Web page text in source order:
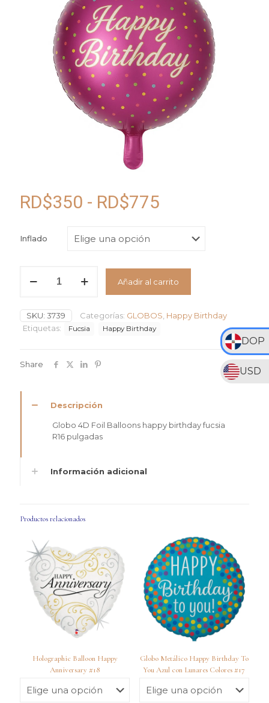
DOP
USD
RD$350 - RD$775
precios:
RD$350
hasta
RD$775
Inflado
4D
Happy
Birthday
cantidad
Añadir al carrito
SKU: 3739 Categorías: GLOBOS Happy Birthday
Etiquetas:
Fucsia Happy Birthday
Share
Descripción
Globo 4D Foil Balloons happy birthday fucsia
R16 pulgadas
Información adicional
Productos relacionados
Holographic Balloon Happy
Anniversary #18
Globo Metálico Happy Birthday To
You Azul con Lunares Colores #17